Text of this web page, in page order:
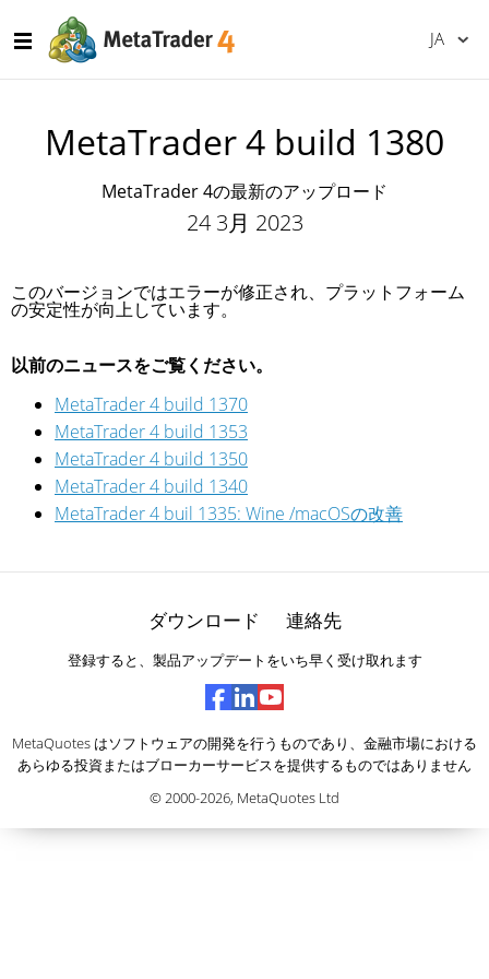
JA
MetaTrader 4 build 1380
MetaTrader 4の最新のアップロード
24 3月 2023
このバージョンではエラーが修正され、プラットフォーム
の安定性が向上しています。
以前のニュースをご覧ください。
MetaTrader 4 build 1370
MetaTrader 4 build 1353
MetaTrader 4 build 1350
MetaTrader 4 build 1340
MetaTrader 4 buil 1335: Wine /macOSの改善
ダウンロード 連絡先
登録すると、製品アップデートをいち早く受け取れます
MetaQuotes はソフトウェアの開発を行うものであり、金融市場における
あらゆる投資またはブローカーサービスを提供するものではありません
© 2000-2026, MetaQuotes Ltd